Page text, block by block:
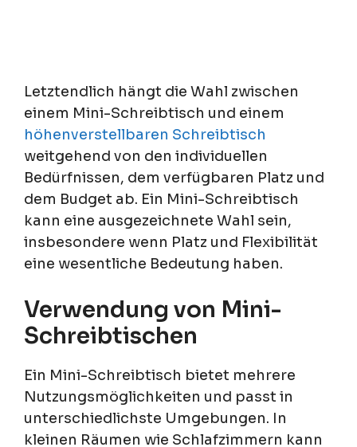
Letztendlich hängt die Wahl zwischen
einem Mini-Schreibtisch und einem
höhenverstellbaren Schreibtisch
weitgehend von den individuellen
Bedürfnissen, dem verfügbaren Platz und
dem Budget ab. Ein Mini-Schreibtisch
kann eine ausgezeichnete Wahl sein,
insbesondere wenn Platz und Flexibilität
eine wesentliche Bedeutung haben.
Verwendung von Mini-
Schreibtischen
Ein Mini-Schreibtisch bietet mehrere
Nutzungsmöglichkeiten und passt in
unterschiedlichste Umgebungen. In
kleinen Räumen wie Schlafzimmern kann